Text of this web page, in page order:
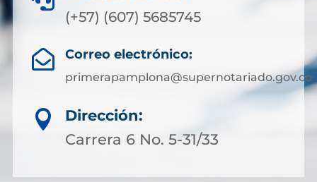
(+57) (607) 5685745
 Correo electrónico:
primerapamplona@supernotariado.gov.co

Dirección:
Carrera 6 No. 5-31/33